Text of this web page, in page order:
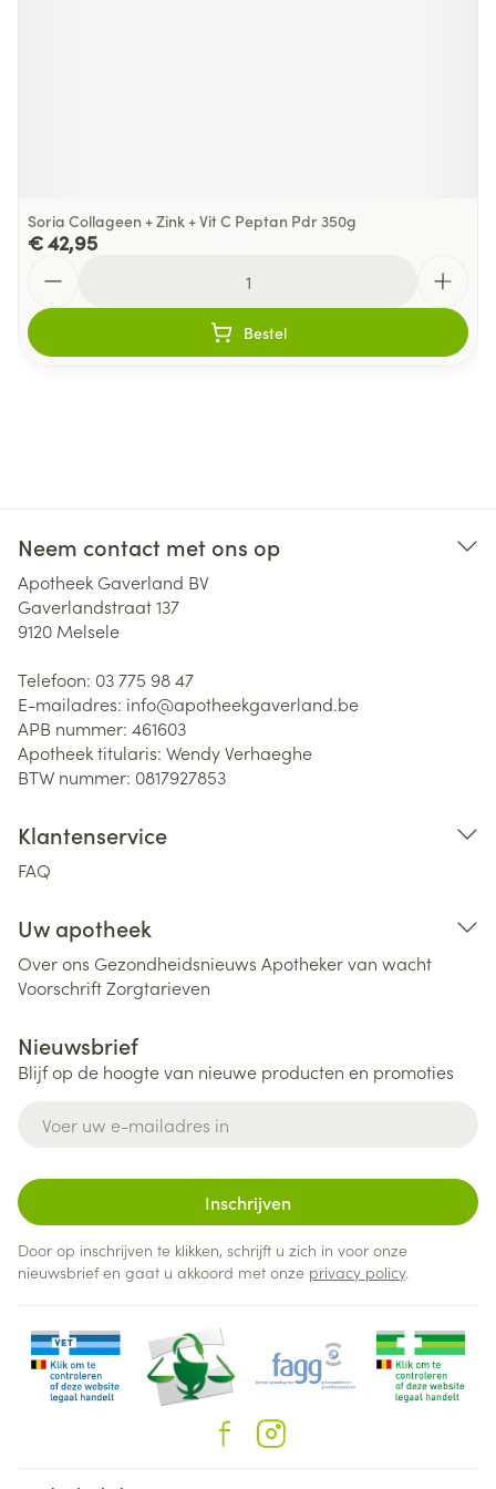
Soria Collageen + Zink + Vit C Peptan Pdr 350g
€ 42,95
Bestel
Neem contact met ons op
Apotheek Gaverland BV
Gaverlandstraat 137
9120 Melsele
Telefoon: 03 775 98 47
E-mailadres: info@apotheekgaverland.be
APB nummer: 461603
Apotheek titularis: Wendy Verhaeghe
BTW nummer: 0817927853
Klantenservice
FAQ
Uw apotheek
Over ons Gezondheidsnieuws Apotheker van wacht
VoorschriftZorgtarieven
Nieuwsbrief
Blijf op de hoogte van nieuwe producten en promoties
Inschrijven
Door op inschrijven te klikken, schrijft u zich in voor onze
nieuwsbrief en gaat u akkoord met onze privacy policy.